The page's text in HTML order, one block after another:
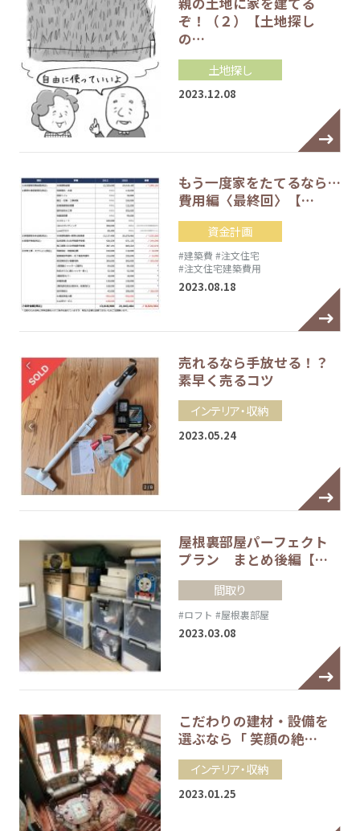
ぞ！（２）【土地探し
の…
土地探し
2023.12.08
もう一度家をたてるなら…
費用編〈最終回〉【…
資金計画
#建築費 #注文住宅
#注文住宅建築費用
2023.08.18
売れるなら手放せる！？
素早く売るコツ
インテリア・収納
2023.05.24
屋根裏部屋パーフェクト
プラン まとめ後編【…
間取り
#ロフト #屋根裏部屋
2023.03.08
こだわりの建材・設備を
選ぶなら「 笑顔の絶…
インテリア・収納
2023.01.25